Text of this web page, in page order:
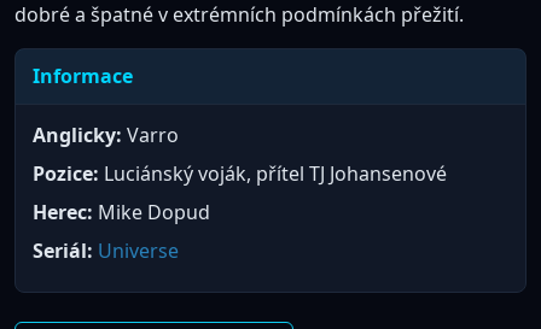
dobré a špatné v extrémních podmínkách přežití.
Informace
Anglicky: Varro
Pozice: Luciánský voják, přítel TJ Johansenové
Herec: Mike Dopud
Seriál: Universe